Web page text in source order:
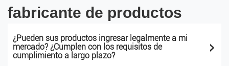
fabricante de productos
¿Pueden sus productos ingresar legalmente a mi
mercado? ¿Cumplen con los requisitos de
cumplimiento a largo plazo?
>